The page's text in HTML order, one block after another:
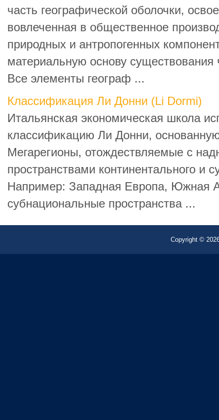
часть географической оболочки,
вовлеченная в общественное
природных и антропогенных
материальную основу существования
Все элементы географ ...
Классификация Ли Донни (Li Dormi)
Итальянская экономическая школа
классификацию Ли Донни,
Мегарегионы, отождествляемые с
пространствами континентального и
Например: Западная Европа, Южная
субнациональные пространства ...
Copyright ©